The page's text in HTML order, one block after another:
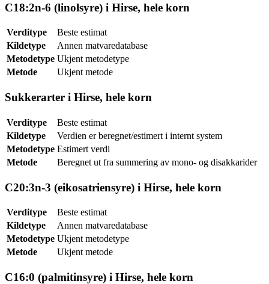
C18:2n-6 (linolsyre) i Hirse, hele korn
Verditype
Beste estimat
Kildetype
Annen matvaredatabase
Metodetype Ukjent metodetype
Metode
Ukjent metode
Sukkerarter i Hirse, hele korn
Verditype
Beste estimat
Kildetype
Verdien er beregnet/estimert i internt system
Metodetype Estimert verdi
Metode
Beregnet ut fra summering av mono- og disakkarider
C20:3n-3 (eikosatriensyre) i Hirse, hele korn
Verditype
Beste estimat
Kildetype
Annen matvaredatabase
Metodetype Ukjent metodetype
Metode
Ukjent metode
C16:0 (palmitinsyre) i Hirse, hele korn